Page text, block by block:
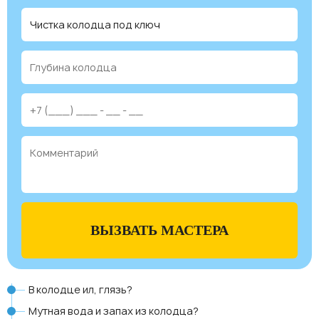
ВЫЗВАТЬ МАСТЕРА
В колодце ил, глязь?
Мутная вода и запах из колодца?